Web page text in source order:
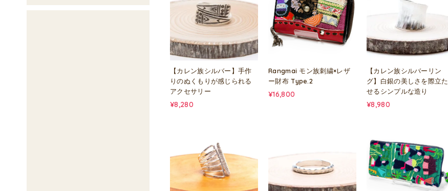
【カレン族シルバー】手作
りのぬくもりが感じられる
アクセサリー
¥8,280
Rangmai モン族刺繍×レザ
ー財布 Type.2
¥16,800
【カレン族シルバーリン
グ】白銀の美しさを際立た
せるシンプルな造り
¥8,980